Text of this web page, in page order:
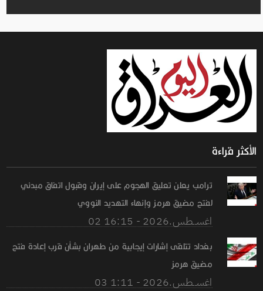
الأكثر قراءة
ترامب يعلن تعليق الهجوم على إيران وقبول اتفاق مبدئي
لفتح مضيق هرمز وإنهاء التهديد النووي
02 اغســطس.2026 - 16:15
بغداد تتلقى إشارات إيجابية من طهران بشأن قرب إعادة فتح
مضيق هرمز
03 اغســطس.2026 - 1:11